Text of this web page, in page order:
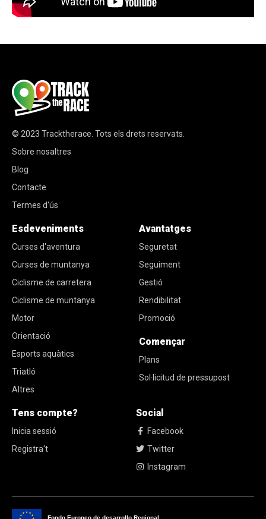
© 2023 Tracktherace Tots els drets reservats.
Sobre nosaltres
Blog
Contacte
Termes d'ús
Esdeveniments
Curses d'aventura
Curses de muntanya
Ciclisme de carretera
Ciclisme de muntanya
Motor
Orientació
Esports aquàtics
Triatló
Altres
Avantatges
Seguretat
Seguiment
Gestió
Rendibilitat
Promoció
Començar
Plans
Sol·licitud de pressupost
Tens compte?
Inicia sessió
Registra't
Social
Facebook
Twitter
Instagram
Fondo Europeo de desarrollo Regional